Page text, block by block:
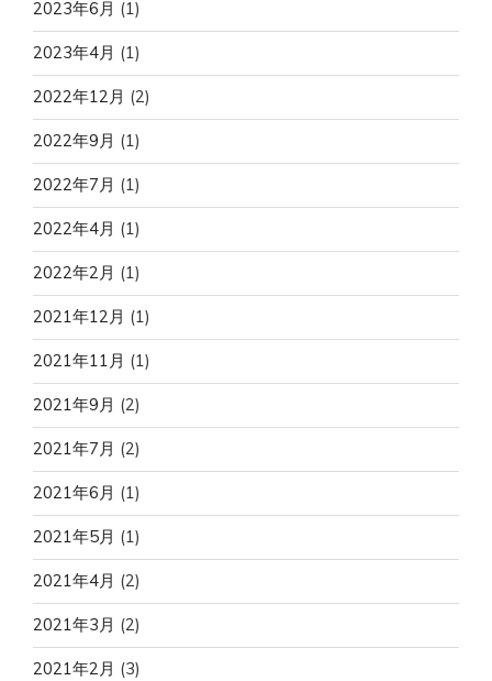
2023年6月 (1)
2023年4月 (1)
2022年12月 (2)
2022年9月 (1)
2022年7月 (1)
2022年4月 (1)
2022年2月 (1)
2021年12月 (1)
2021年11月 (1)
2021年9月 (2)
2021年7月 (2)
2021年6月 (1)
2021年5月 (1)
2021年4月 (2)
2021年3月 (2)
2021年2月 (3)